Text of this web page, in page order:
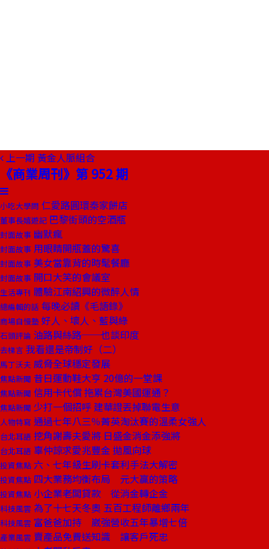
上一期 黃金人脈組合
《商業周刊》第 952 期
小吃大學問 仁愛路圓環秦家餅店
董事長嬉遊記 巴黎街頭的空酒瓶
封面故事 幽默瘋
封面故事 用眼睛開瓶蓋的驚喜
封面故事 美女當靠背的時髦餐廳
封面故事 開口大笑的會議室
生活專刊 體驗江南紹興的微醉人情
總編輯的話 每晚必讀《毛語錄》
商場自慢塾 好人、壞人、藍與綠
石頭評論 油路與絲路──也談印度
去梯言 我看還是帝制好（二）
馬丁沃夫 威脅全球穩定發展
焦點新聞 昔日運動鞋大亨 20億的一堂課
焦點新聞 信用卡代償 拖累台灣美國運通？
焦點新聞 少打一個招呼 建華證丟掉聯電生意
人物特寫 通過七年八三％菁英淘汰賽的溫柔女強人
台北耳語 挖角謝壽夫愛將 日盛金消金添強將
台北耳語 辜仲諒求愛兆豐金 拋風向球
投資焦點 六、七年級生刷卡套利手法大解密
投資焦點 四大業務均衡布局 元大贏的策略
投資焦點 小企業老闆貸款 從消金轉企金
科技風雲 為了十七天冬奧 五百工程師離鄉兩年
科技風雲 富爸爸加持 崴強營收五年暴增七倍
產業風雲 賣產品免費送知識 讓客戶死忠